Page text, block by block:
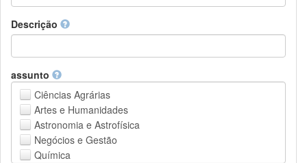
Descrição
assunto
Ciências Agrárias
Artes e Humanidades
Astronomia e Astrofísica
Negócios e Gestão
Química